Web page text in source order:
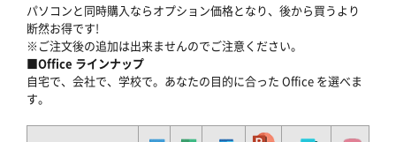
パソコンと同時購入ならオプション価格となり、後から買うより
断然お得です!
※ご注文後の追加は出来ませんのでご注意ください。
■Office ラインナップ
自宅で、会社で、学校で。あなたの目的に合った Office を選べま
す。